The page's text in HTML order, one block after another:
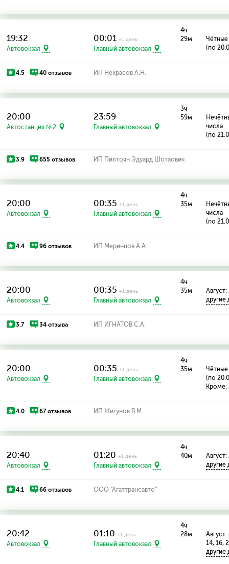
19:32
Автовокзал
00:01+1 день
Главный автовокзал
4ч
29м
Чётные
(по
4.5 40 отзывов ИП Некрасов А.Н.
20:00
Автостанция №2
23:59
Главный автовокзал
3ч
59м
числа
(по
3.9 655 отзывов ИП Пилтоян Эдуард Шотаович
20:00
Автовокзал
00:35+1 день
Главный автовокзал
4ч
35м
числа
(по
4.4 96 отзывов ИП Меринцов А.А.
20:00
Автовокзал
00:35+1 день
Главный автовокзал
4ч
35м
Август:
3.7 34 отзыва ИП ИГНАТОВ С.А.
20:00
Автовокзал
00:35+1 день
Главный автовокзал
4ч
35м
Чётные
(по
Кроме:
4.0 67 отзывов ИП Жигунов В.М.
20:40
Автовокзал
01:20+1 день
Главный автовокзал
4ч
40м
Август:
4.1 66 отзывов ООО "Агаттрансавто"
20:42
Автовокзал
01:10+1 день
Главный автовокзал
4ч
28м
Август:
14, 16,